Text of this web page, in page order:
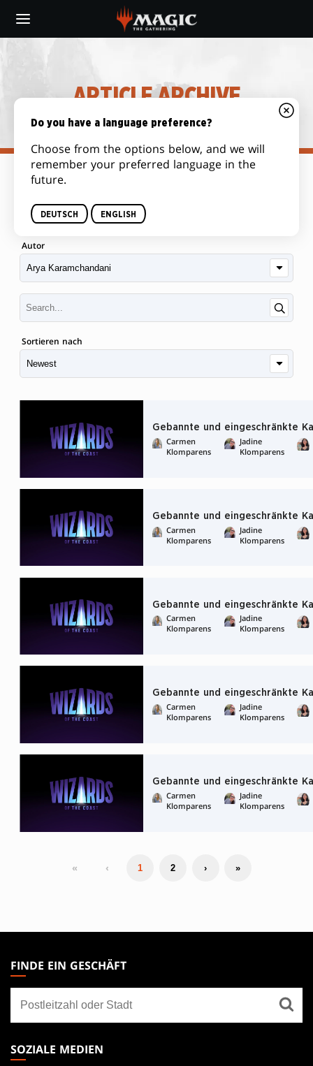
main
ARTICLE ARCHIVE
Autor
Sortieren nach
Gebannte und eingeschränkte
Carmen
Klomparens
Jadine
Klomparens
Gebannte und eingeschränkte
Carmen
Klomparens
Jadine
Klomparens
Gebannte und eingeschränkte
Carmen
Klomparens
Jadine
Klomparens
Gebannte und eingeschränkte
Carmen
Klomparens
Jadine
Klomparens
Gebannte und eingeschränkte
Carmen
Klomparens
Jadine
Klomparens
« ‹ 1 2 › »
THE
GATHERING
FOOTER
FINDE EIN GESCHÄFT
ein
Geschäft
SOZIALE MEDIEN
Do you have a language preference?
Choose from the options below, and we will
remember your preferred language in the
future.
DEUTSCH ENGLISH